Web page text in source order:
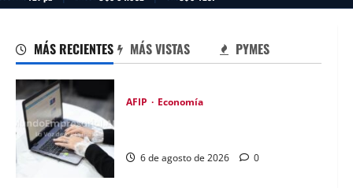
MÁS RECIENTES MÁS VISTAS PYMES
AFIP Economía
6 de agosto de 2026 0